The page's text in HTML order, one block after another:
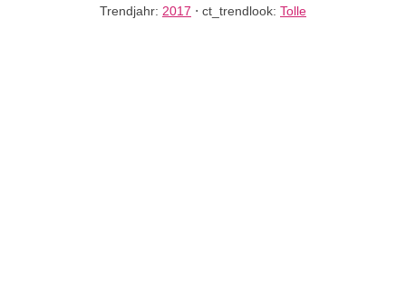
Trendjahr: 2017 ⋅ ct_trendlook: Tolle